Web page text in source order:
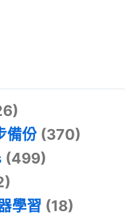
備份 (370)
(499)
學習 (18)